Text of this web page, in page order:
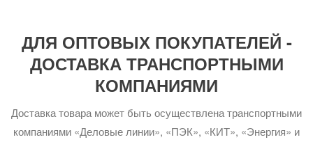
ДЛЯ ОПТОВЫХ ПОКУПАТЕЛЕЙ -
ДОСТАВКА ТРАНСПОРТНЫМИ
КОМПАНИЯМИ
Доставка товара может быть осуществлена транспортными
компаниями «Деловые линии», «ПЭК», «КИТ», «Энергия» и